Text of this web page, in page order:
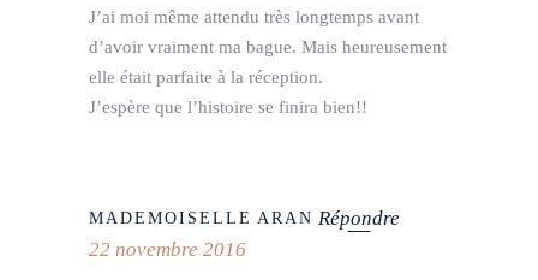
J’ai moi même attendu très longtemps avant
d’avoir vraiment ma bague. Mais heureusement
elle était parfaite à la réception.
J’espère que l’histoire se finira bien!!
MADEMOISELLE ARAN Répondre
22 novembre 2016